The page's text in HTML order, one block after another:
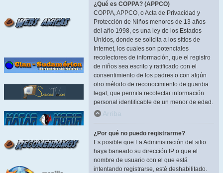
¿Qué es COPPA? (APPCO)
COPPA, APPCO, o Acta de Privacidad y
Protección de Niños menores de 13 años
del año 1998, es una ley de los Estados
Unidos, donde se solicita a los sitios de
Internet, los cuales son potenciales
recolectores de información, que el registro
de niños sea escrito y ratificado con el
consentimiento de los padres o con algún
otro método de reconocimiento de guardia
legal, que permita recolectar información
personal identificable de un menor de edad.
Arriba
¿Por qué no puedo registrarme?
Es posible que La Administración del sitio
haya baneado su dirección IP o que el
nombre de usuario con el que está
intentando registrarse, esté deshabilitado.